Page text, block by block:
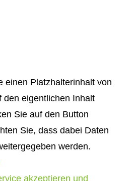
einen Platzhalterinhalt von
den eigentlichen Inhalt
Sie auf den Button
Sie, dass dabei Daten
werden.
akzeptieren und